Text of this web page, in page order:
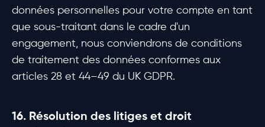
données personnelles pour votre compte en tant
que sous-traitant dans le cadre d'un
engagement, nous conviendrons de conditions
de traitement des données conformes aux
articles 28 et 44–49 du UK GDPR.
16. Résolution des litiges et droit